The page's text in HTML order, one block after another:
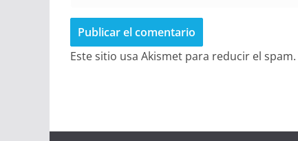
Este sitio usa Akismet para reducir el spam.